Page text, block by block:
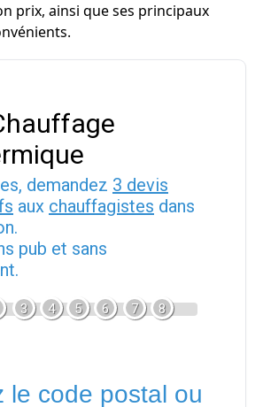
prix, ainsi que ses principaux
demandez 3 devis
aux chauffagistes dans
pub et sans
3 4 5 6 7 8
le code postal ou